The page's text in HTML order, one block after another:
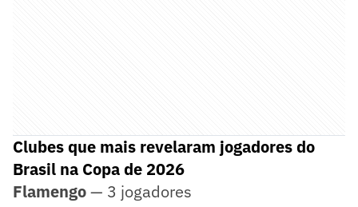
Clubes que mais revelaram jogadores do
Brasil na Copa de 2026
Flamengo— 3 jogadores